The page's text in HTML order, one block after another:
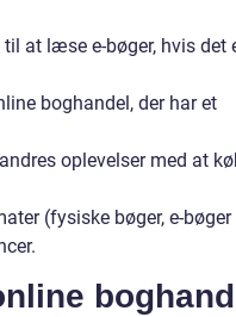
at læse e-bøger, hvis det
boghandel, der har et
oplevelser med at
(fysiske bøger, e-bøger